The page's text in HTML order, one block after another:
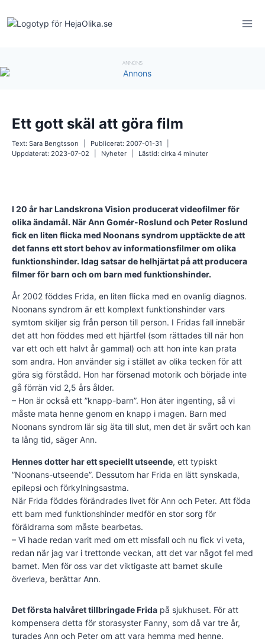
content
ANNONS
Ett gott skäl att göra film
Text: Sara Bengtsson Publicerat: 2007-01-31
Uppdaterat: 2023-07-02 Nyheter Lästid: cirka4minuter
I 20 år har Landskrona Vision producerat videofilmer för
olika ändamål. När Ann Gomér-Roslund och Peter Roslund
fick en liten flicka med Noonans syndrom upptäckte de att
det fanns ett stort behov av informationsfilmer om olika
funktionshinder. Idag satsar de helhjärtat på att producera
filmer för barn och om barn med funktionshinder.
År 2002 föddes Frida, en liten flicka med en ovanlig diagnos.
Noonans syndrom är ett komplext funktionshinder vars
symtom skiljer sig från person till person. I Fridas fall innebär
det att hon föddes med ett hjärtfel (som rättades till när hon
var ett och ett halvt år gammal) och att hon inte kan prata
som andra. Hon använder sig i stället av olika tecken för att
göra sig förstådd. Hon har försenad motorik och började inte
gå förrän vid 2,5 års ålder.
– Hon är också ett ”knapp-barn”. Hon äter ingenting, så vi
måste mata henne genom en knapp i magen. Barn med
Noonans syndrom lär sig äta till slut, men det är svårt och kan
ta lång tid, säger Ann.
Hennes dotter har ett speciellt utseende, ett typiskt
”Noonans-utseende”. Dessutom har Frida en lätt synskada,
epilepsi och förkylningsastma.
När Frida föddes förändrades livet för Ann och Peter. Att föda
ett barn med funktionshinder medför en stor sorg för
föräldrarna som måste bearbetas.
– Vi hade redan varit med om ett missfall och nu fick vi veta,
redan när jag var i trettonde veckan, att det var något fel med
barnet. Men för oss var det viktigaste att barnet skulle
överleva, berättar Ann.
Det första halvåret tillbringade Frida på sjukhuset. För att
kompensera detta för storasyster Fanny, som då var tre år,
turades Ann och Peter om att vara hemma med henne.